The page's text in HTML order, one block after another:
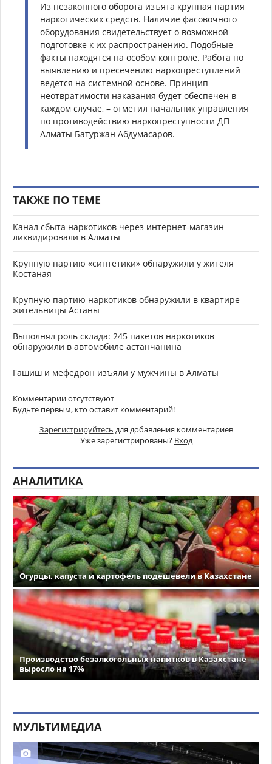
Из незаконного оборота изъята крупная партия
наркотических средств. Наличие фасовочного
оборудования свидетельствует о возможной
подготовке к их распространению. Подобные
факты находятся на особом контроле. Работа по
выявлению и пресечению наркопреступлений
ведется на системной основе. Принцип
неотвратимости наказания будет обеспечен в
каждом случае, – отметил начальник управления
по противодействию наркопреступности ДП
Алматы Батуржан Абдумасаров.
ТАКЖЕ ПО ТЕМЕ
Канал сбыта наркотиков через интернет-магазин
ликвидировали в Алматы
Крупную партию «синтетики» обнаружили у жителя
Костаная
Крупную партию наркотиков обнаружили в квартире
жительницы Астаны
Выполнял роль склада: 245 пакетов наркотиков
обнаружили в автомобиле астанчанина
Гашиш и мефедрон изъяли у мужчины в Алматы
Комментарии отсутствуют
Будьте первым, кто оставит комментарий!
Зарегистрируйтесь для добавления комментариев
Уже зарегистрированы? Вход
АНАЛИТИКА
Огурцы, капуста и картофель подешевели в Казахстане
Производство безалкогольных напитков в Казахстане
выросло на 17%
МУЛЬТИМЕДИА